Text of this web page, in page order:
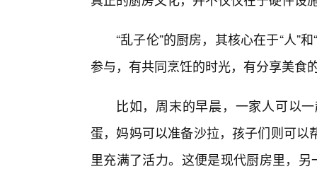
“乱子伦”的厨房，其核心在于“人”
参与，有共同烹饪的时光，有分享美食
比如，周末的早晨，一家人可以
蛋，妈妈可以准备沙拉，孩子们则可
里充满了活力。这便是现代厨房里，